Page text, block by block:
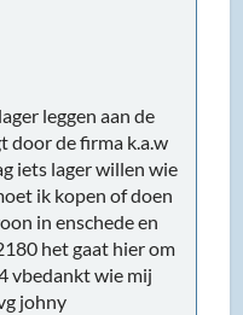
leggen aan de
door de firma k.a.w
iets lager willen wie
ik kopen of doen
in enschede en
het gaat hier om
vbedankt wie mij
johny